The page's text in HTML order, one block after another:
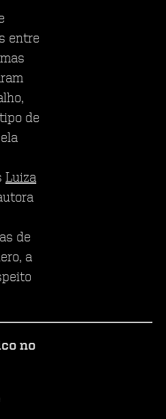
entre
de
Luiza
de
a
no